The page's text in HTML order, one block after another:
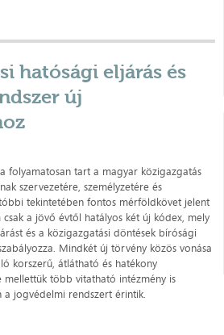
hatósági eljárás és
új
folyamatosan tart a magyar közigazgatás
szervezetére, személyzetére és
tekintetében fontos mérföldkövet jelent
a jövő évtől hatályos két új kódex, mely
és a közigazgatási döntések bírósági
Mindkét új törvény közös vonása
korszerű, átlátható és hatékony
mellettük több vitatható intézmény is
a jogvédelmi rendszert érintik.